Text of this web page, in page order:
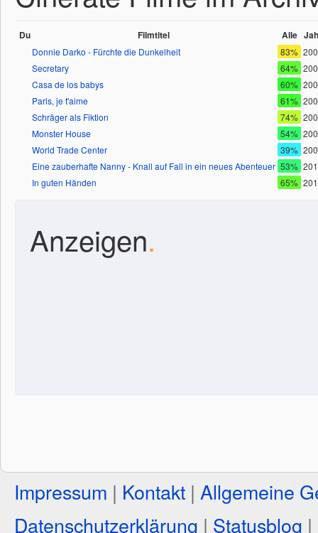
Du Filmtitel Alle
Donnie Darko - Fürchte die Dunkelheit 83%
Secretary
64%
Casa de los babys
60%
Paris, je t'aime
61%
Schräger als Fiktion
74%
Monster House
54%
World Trade Center
39%
Eine zauberhafte Nanny - Knall auf Fall in ein neues Abenteuer 53%
In guten Händen
65%
Anzeigen.
Impressum | Kontakt | Allgemeine
Datenschutzerklärung | Statusblog |